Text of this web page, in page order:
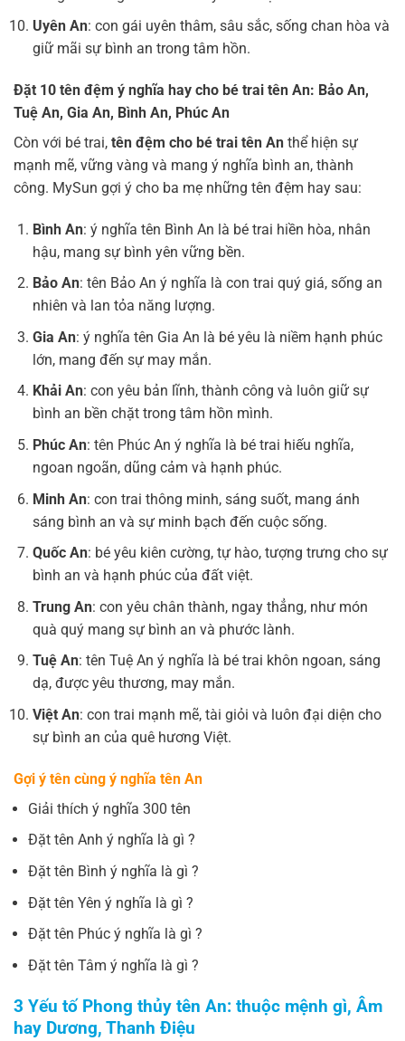
Uyên An: con gái uyên thâm, sâu sắc, sống chan hòa và
giữ mãi sự bình an trong tâm hồn.
Đặt 10 tên đệm ý nghĩa hay cho bé trai tên An: Bảo An,
Tuệ An, Gia An, Bình An, Phúc An
Còn với bé trai, tên đệm cho bé trai tên An thể hiện sự
mạnh mẽ, vững vàng và mang ý nghĩa bình an, thành
công. MySun gợi ý cho ba mẹ những tên đệm hay sau:
Bình An: ý nghĩa tên Bình An là bé trai hiền hòa, nhân
hậu, mang sự bình yên vững bền.
Bảo An: tên Bảo An ý nghĩa là con trai quý giá, sống an
nhiên và lan tỏa năng lượng.
Gia An: ý nghĩa tên Gia An là bé yêu là niềm hạnh phúc
lớn, mang đến sự may mắn.
Khải An: con yêu bản lĩnh, thành công và luôn giữ sự
bình an bền chặt trong tâm hồn mình.
Phúc An: tên Phúc An ý nghĩa là bé trai hiếu nghĩa,
ngoan ngoãn, dũng cảm và hạnh phúc.
Minh An: con trai thông minh, sáng suốt, mang ánh
sáng bình an và sự minh bạch đến cuộc sống.
Quốc An: bé yêu kiên cường, tự hào, tượng trưng cho sự
bình an và hạnh phúc của đất việt.
Trung An: con yêu chân thành, ngay thẳng, như món
quà quý mang sự bình an và phước lành.
Tuệ An: tên Tuệ An ý nghĩa là bé trai khôn ngoan, sáng
dạ, được yêu thương, may mắn.
Việt An: con trai mạnh mẽ, tài giỏi và luôn đại diện cho
sự bình an của quê hương Việt.
Gợi ý tên cùng ý nghĩa tên An
Giải thích ý nghĩa 300 tên
Đặt tên Anh ý nghĩa là gì ?
Đặt tên Bình ý nghĩa là gì ?
Đặt tên Yên ý nghĩa là gì ?
Đặt tên Phúc ý nghĩa là gì ?
Đặt tên Tâm ý nghĩa là gì ?
3 Yếu tố Phong thủy tên An: thuộc mệnh gì, Âm
hay Dương, Thanh Điệu